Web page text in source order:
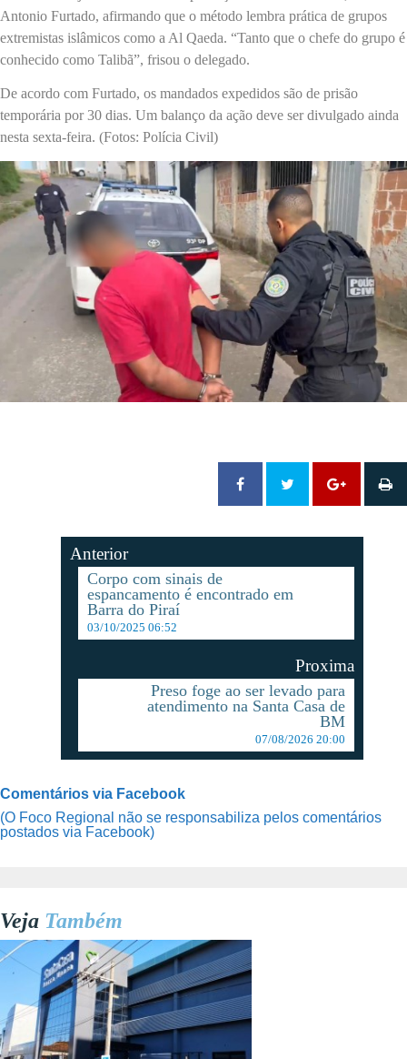
Antonio Furtado, afirmando que o método lembra prática de grupos
extremistas islâmicos como a Al Qaeda. “Tanto que o chefe do grupo é
conhecido como Talibã”, frisou o delegado.
De acordo com Furtado, os mandados expedidos são de prisão
temporária por 30 dias. Um balanço da ação deve ser divulgado ainda
nesta sexta-feira. (Fotos: Polícia Civil)
Anterior
Corpo com sinais de
espancamento é encontrado em
Barra do Piraí
03/10/2025 06:52
Proxima
Preso foge ao ser levado para
atendimento na Santa Casa de
BM
07/08/2026 20:00
Comentários via Facebook
(O Foco Regional não se responsabiliza pelos comentários
postados via Facebook)
Veja Também